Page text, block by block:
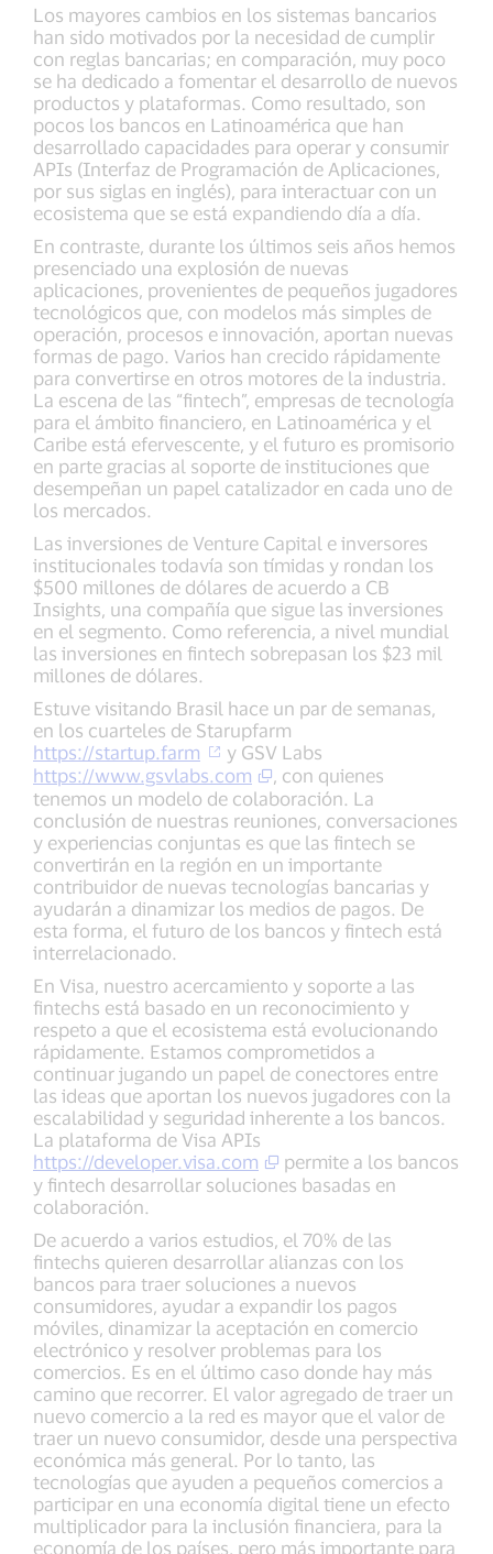
Los mayores cambios en los sistemas bancarios
han sido motivados por la necesidad de cumplir
con reglas bancarias; en comparación, muy poco
se ha dedicado a fomentar el desarrollo de nuevos
productos y plataformas. Como resultado, son
pocos los bancos en Latinoamérica que han
desarrollado capacidades para operar y consumir
APIs (Interfaz de Programación de Aplicaciones,
por sus siglas en inglés), para interactuar con un
ecosistema que se está expandiendo día a día.
En contraste, durante los últimos seis años hemos
presenciado una explosión de nuevas
aplicaciones, provenientes de pequeños jugadores
tecnológicos que, con modelos más simples de
operación, procesos e innovación, aportan nuevas
formas de pago. Varios han crecido rápidamente
para convertirse en otros motores de la industria.
La escena de las “fintech”, empresas de tecnología
para el ámbito financiero, en Latinoamérica y el
Caribe está efervescente, y el futuro es promisorio
en parte gracias al soporte de instituciones que
desempeñan un papel catalizador en cada uno de
los mercados.
Las inversiones de Venture Capital e inversores
institucionales todavía son tímidas y rondan los
$500 millones de dólares de acuerdo a CB
Insights, una compañía que sigue las inversiones
en el segmento. Como referencia, a nivel mundial
las inversiones en fintech sobrepasan los $23 mil
millones de dólares.
Estuve visitando Brasil hace un par de semanas,
en los cuarteles de Starupfarm
https://startup.farm
y GSV Labs
https://www.gsvlabs.com
, con quienes
tenemos un modelo de colaboración. La
conclusión de nuestras reuniones, conversaciones
y experiencias conjuntas es que las fintech se
convertirán en la región en un importante
contribuidor de nuevas tecnologías bancarias y
ayudarán a dinamizar los medios de pagos. De
esta forma, el futuro de los bancos y fintech está
interrelacionado.
En Visa, nuestro acercamiento y soporte a las
fintechs está basado en un reconocimiento y
respeto a que el ecosistema está evolucionando
rápidamente. Estamos comprometidos a
continuar jugando un papel de conectores entre
las ideas que aportan los nuevos jugadores con la
escalabilidad y seguridad inherente a los bancos.
La plataforma de Visa APIs
https://developer.visa.com
permite a los bancos
y fintech desarrollar soluciones basadas en
colaboración.
De acuerdo a varios estudios, el 70% de las
fintechs quieren desarrollar alianzas con los
bancos para traer soluciones a nuevos
consumidores, ayudar a expandir los pagos
móviles, dinamizar la aceptación en comercio
electrónico y resolver problemas para los
comercios. Es en el último caso donde hay más
camino que recorrer. El valor agregado de traer un
nuevo comercio a la red es mayor que el valor de
traer un nuevo consumidor, desde una perspectiva
económica más general. Por lo tanto, las
tecnologías que ayuden a pequeños comercios a
participar en una economía digital tiene un efecto
multiplicador para la inclusión financiera, para la
economía de los países, pero más importante para